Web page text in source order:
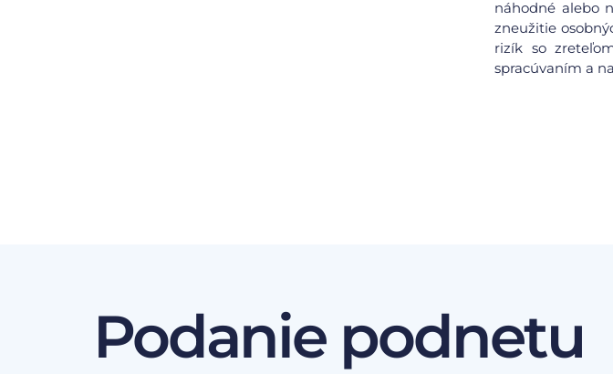
náhodné alebo
zneužitie
rizík so
spracúvaním a
Podanie podnetu